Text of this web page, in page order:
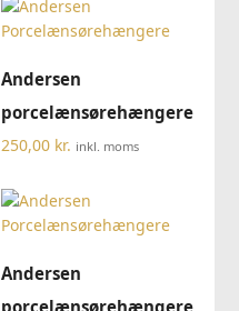
Andersen
porcelænsørehængere
250,00 kr. inkl. moms
Andersen
porcelænsørehængere